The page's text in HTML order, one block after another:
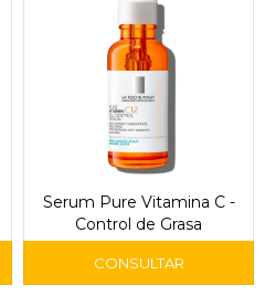
Serum Pure Vitamina C -
Control de Grasa